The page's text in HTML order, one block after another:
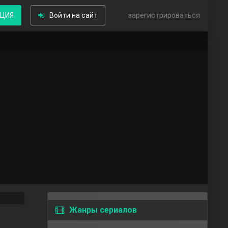
Войти на сайт зарегистрироваться
Жанры сериалов